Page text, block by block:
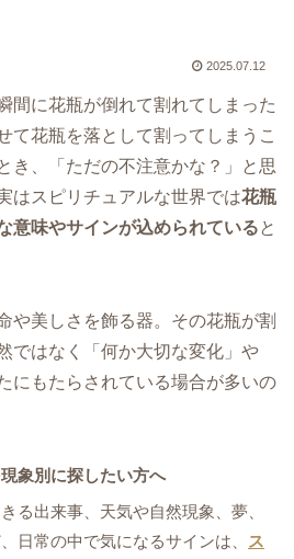
2025.07.12
間に花瓶が倒れて割れてしまった
て花瓶を落として割ってしまうこ
き、「ただの不注意かな？」と思
はスピリチュアルな世界では花瓶
意味やサインが込められていると
や美しさを飾る器。その花瓶が割
ではなく「何か大切な変化」や
にもたらされている場合が多いの
象別に探したい方へ
る出来事、天気や自然現象、夢、
日常の中で気になるサインは、
ス